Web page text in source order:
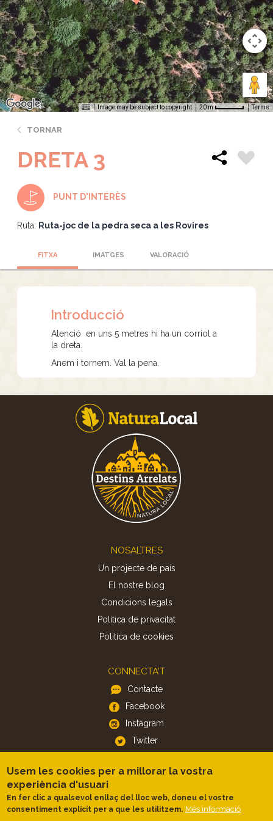
Image may be subject to copyright 20 m Terms
TORNAR
DRETA 3
PUNT D'INTERÈS
Ruta: Ruta-joc de la pedra seca a les Rovires
FITXA IMATGES VALORACIÓ
Introducció
Atenció en uns 5 metres hi ha un corriol a
la dreta.
Anem i tornem. Val la pena.
NOSALTRES
Un projecte de país
El nostre blog
Condicions legals
Política de privacitat
Politica de cookies
CONNECTA'T
Contacte
Facebook
Instagram
Twitter
APP
iOS
Android
Usem les cookies per a millorar la vostra
experiència d'usuari
En fer clic a qualsevol enllaç del lloc web, doneu el vostre
consentiment explícit per a que les utilitzem. Més informació